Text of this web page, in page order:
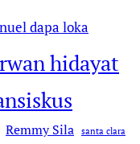
dapa loka
hidayat
Remmy Sila santa clara